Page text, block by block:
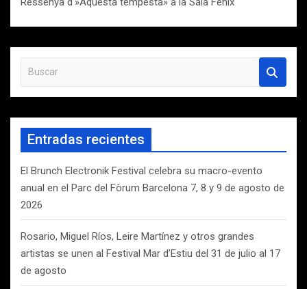
s
c
r
Entradas recientes
El Brunch Electronik Festival celebra su macro-evento
anual en el Parc del Fòrum Barcelona 7, 8 y 9 de agosto de
2026
Rosario, Miguel Ríos, Leire Martínez y otros grandes
artistas se unen al Festival Mar d’Estiu del 31 de julio al 17
de agosto